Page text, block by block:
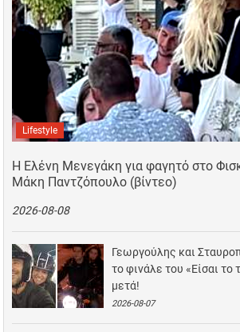
Lifestyle
Η Ελένη Μενεγάκη για φαγητό στο
Μάκη Παντζόπουλο (βίντεο)
2026-08-08
Γεωργούλης και
το φινάλε του «Είσαι το
μετά!
2026-08-07